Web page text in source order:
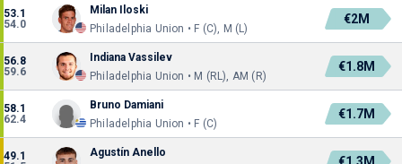
53.1
54.0
Milan Iloski
Philadelphia Union • F (C), M (L)
€2M
56.8
59.6
Indiana Vassilev
Philadelphia Union • M (RL), AM (R)
€1.8M
58.1
62.4
Bruno Damiani
Philadelphia Union • F (C)
€1.7M
49.1
Agustín Anello
€1.3M